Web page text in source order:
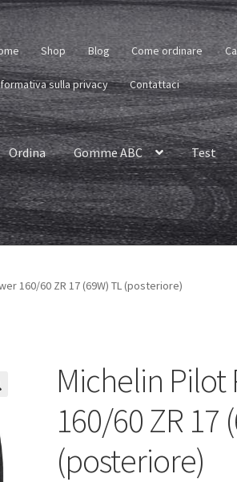
Shop Blog Come ordinare
sulla privacy Contattaci
Ordina Gomme ABC Test
160/60 ZR 17 (69W) TL (posteriore)
Michelin Pilot
160/60 ZR 17
(posteriore)